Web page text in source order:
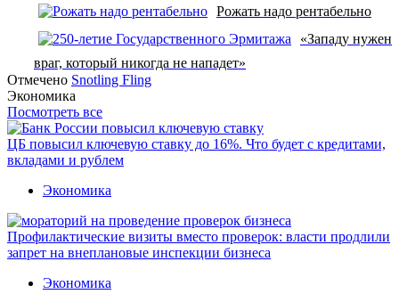
Рожать надо рентабельно
«Западу нужен
враг, который никогда не нападет»
Отмечено Snotling Fling
Экономика
Посмотреть все
ЦБ повысил ключевую ставку до 16%. Что будет с кредитами,
вкладами и рублем
Экономика
Профилактические визиты вместо проверок: власти продлили
запрет на внеплановые инспекции бизнеса
Экономика